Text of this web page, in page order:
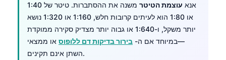
אנא עוצמת הטיטר
משנה את ההסתברות. טיטר של 1:40
או 1:80 הוא לעיתים קרובות חלש, 1:160 או 1:320 נושא
יותר משקל, ו-1:640 או גבוה יותר מצדיק סקירה ממוקדת
—במיוחד אם ה- בירור בדיקות דם ללופוס או ממצאי
השתן אינם תקינים.